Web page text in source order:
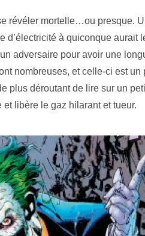
révéler mortelle…ou presque.
d’électricité à quiconque aurait
adversaire pour avoir une
nombreuses, et celle-ci est
plus déroutant de lire sur un
et libère le gaz hilarant et tueur.